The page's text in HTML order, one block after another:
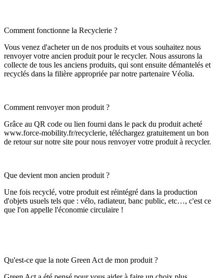
Comment fonctionne la Recyclerie ?
Vous venez d'acheter un de nos produits et vous souhaitez nous
renvoyer votre ancien produit pour le recycler. Nous assurons la
collecte de tous les anciens produits, qui sont ensuite démantelés et
recyclés dans la filière appropriée par notre partenaire Véolia.
Comment renvoyer mon produit ?
Grâce au QR code ou lien fourni dans le pack du produit acheté
www.force-mobility.fr/recyclerie, téléchargez gratuitement un bon
de retour sur notre site pour nous renvoyer votre produit à recycler.
Que devient mon ancien produit ?
Une fois recyclé, votre produit est réintégré dans la production
d'objets usuels tels que : vélo, radiateur, banc public, etc…, c'est ce
que l'on appelle l'économie circulaire !
Qu'est-ce que la note Green Act de mon produit ?